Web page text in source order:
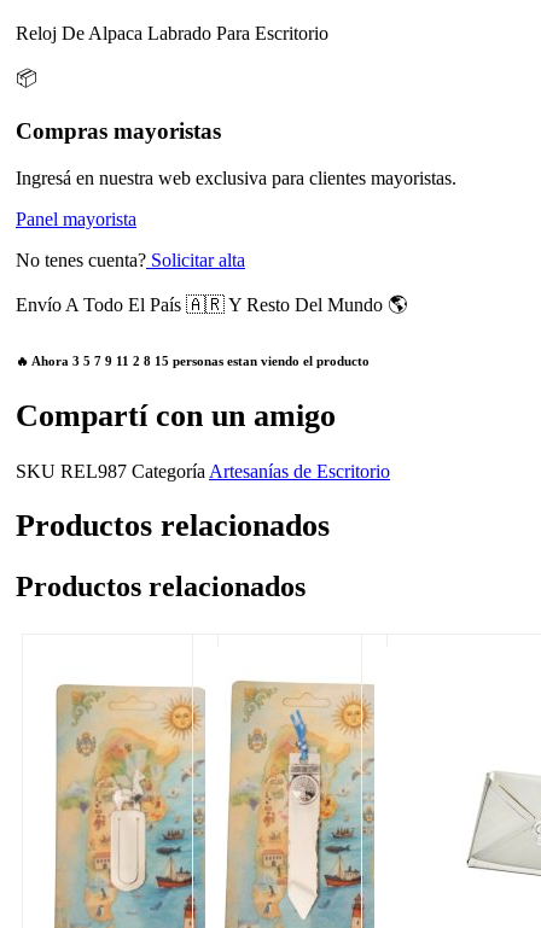
Reloj De Alpaca Labrado Para Escritorio
📦
Compras mayoristas
Ingresá en nuestra web exclusiva para clientes mayoristas.
Panel mayorista
No tenes cuenta? Solicitar alta
Envío A Todo El País 🇦🇷 Y Resto Del Mundo 🌎
🔥 Ahora 3 5 7 9 11 2 8 15 personas estan viendo el producto
Compartí con un amigo
SKU REL987 Categoría Artesanías de Escritorio
Productos relacionados
Productos relacionados